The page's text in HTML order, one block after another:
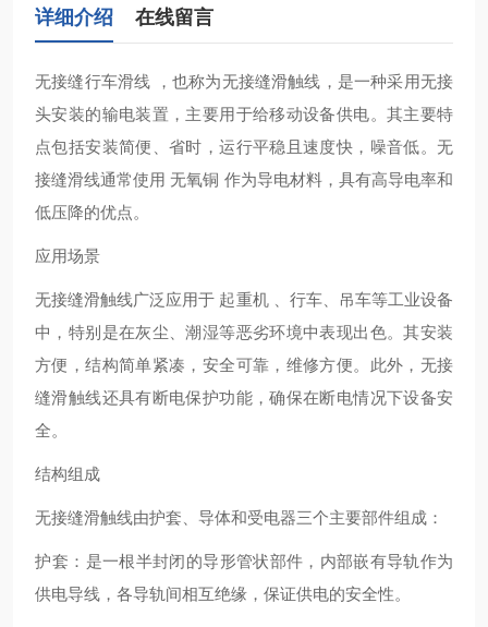
详细介绍 在线留言
无接缝行车滑线 ‌，也称为无接缝滑触线，是一种采用无接
头安装的输电装置，主要用于给移动设备供电。其主要特
点包括安装简便、省时，运行平稳且速度快，噪音低。无
接缝滑线通常使用 无氧铜 作为导电材料，具有高导电率和
低压降的优点‌。
应用场景
无接缝滑触线广泛应用于 起重机 、行车、吊车等工业设备
中，特别是在灰尘、潮湿等恶劣环境中表现出色。其安装
方便，结构简单紧凑，安全可靠，维修方便。此外，无接
缝滑触线还具有断电保护功能，确保在断电情况下设备安
全‌。
结构组成
无接缝滑触线由护套、导体和受电器三个主要部件组成：
‌护套‌：是一根半封闭的导形管状部件，内部嵌有导轨作为
供电导线，各导轨间相互绝缘，保证供电的安全性。